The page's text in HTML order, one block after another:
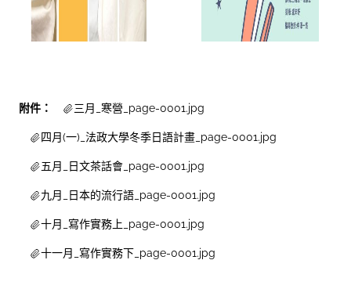
附件： 三月_寒營_page-0001.jpg
四月(一)_法政大學冬季日語計畫_page-0001.jpg
五月_日文茶話會_page-0001.jpg
九月_日本的流行語_page-0001.jpg
十月_寫作實務上_page-0001.jpg
十一月_寫作實務下_page-0001.jpg